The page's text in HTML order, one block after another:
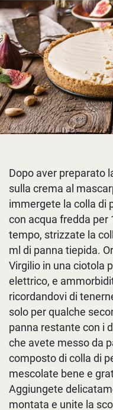
Dopo aver preparato
sulla crema al
immergete la colla di
con acqua fredda
tempo, strizzate la
ml di panna tiepida.
Virgilio in una ciotola
elettrico, e
ricordandovi di
solo per qualche
panna restante con i
che avete messo da
composto di colla di
mescolate bene e
Aggiungete
montata e unite la